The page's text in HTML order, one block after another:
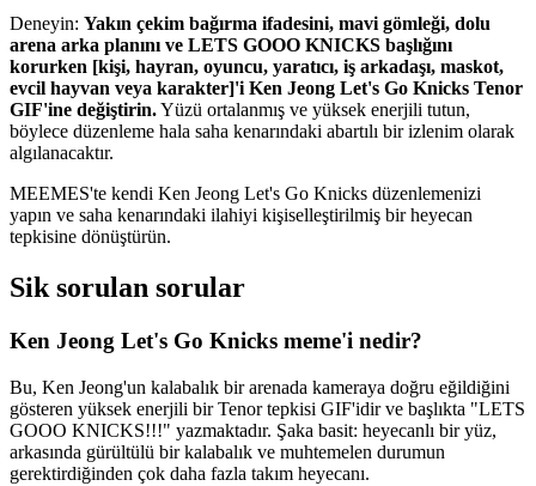
Deneyin: Yakın çekim bağırma ifadesini, mavi gömleği, dolu
arena arka planını ve LETS GOOO KNICKS başlığını
korurken [kişi, hayran, oyuncu, yaratıcı, iş arkadaşı, maskot,
evcil hayvan veya karakter]'i Ken Jeong Let's Go Knicks Tenor
GIF'ine değiştirin.Yüzü ortalanmış ve yüksek enerjili tutun,
böylece düzenleme hala saha kenarındaki abartılı bir izlenim olarak
algılanacaktır.
MEEMES'te kendi Ken Jeong Let's Go Knicks düzenlemenizi
yapın ve saha kenarındaki ilahiyi kişiselleştirilmiş bir heyecan
tepkisine dönüştürün.
Sik sorulan sorular
Ken Jeong Let's Go Knicks meme'i nedir?
Bu, Ken Jeong'un kalabalık bir arenada kameraya doğru eğildiğini
gösteren yüksek enerjili bir Tenor tepkisi GIF'idir ve başlıkta "LETS
GOOO KNICKS!!!" yazmaktadır. Şaka basit: heyecanlı bir yüz,
arkasında gürültülü bir kalabalık ve muhtemelen durumun
gerektirdiğinden çok daha fazla takım heyecanı.